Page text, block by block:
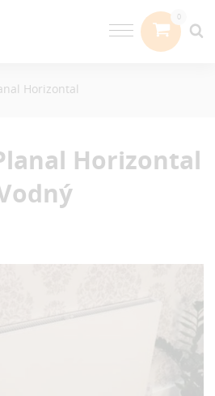
Horizontal
Horizontal